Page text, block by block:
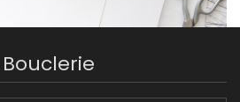
Bouclerie